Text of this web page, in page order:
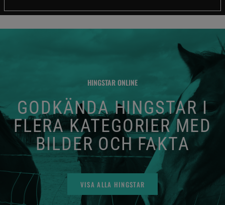
HINGSTAR ONLINE
GODKÄNDA HINGSTAR I
FLERA KATEGORIER MED
BILDER OCH FAKTA
VISA ALLA HINGSTAR